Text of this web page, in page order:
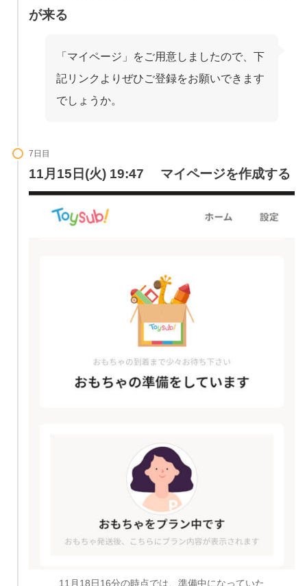
が来る
「マイページ」をご用意しましたので、下
記リンクよりぜひご登録をお願いできます
でしょうか。
7日目
11月15日(火) 19:47 マイページを作成する
11月18日16分の時点では、準備中になっていた